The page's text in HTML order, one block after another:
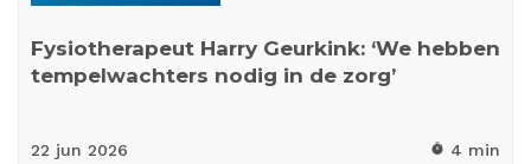
Fysiotherapeut Harry Geurkink: ‘We hebben
tempelwachters nodig in de zorg’
22 jun 2026 timer 4 min